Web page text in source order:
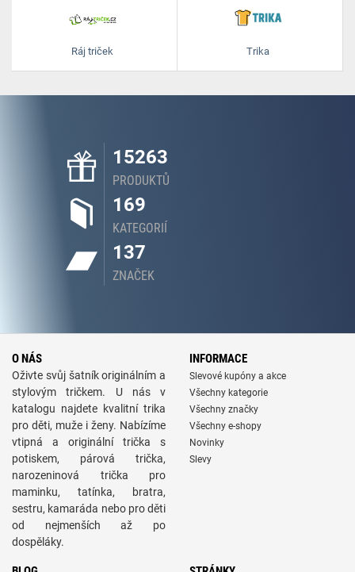
Ráj triček Trika
15263
PRODUKTŮ
169
KATEGORIÍ
137
ZNAČEK
O NÁS
Oživte svůj šatník originálním a
stylovým tričkem. U nás v
katalogu najdete kvalitní trika
pro děti, muže i ženy. Nabízíme
vtipná a originální trička s
potiskem, párová trička,
narozeninová trička pro
maminku, tatínka, bratra,
sestru, kamaráda nebo pro děti
od nejmenších až po
dospěláky.
INFORMACE
Slevové kupóny a akce
Všechny kategorie
Všechny značky
Všechny e-shopy
Novinky
Slevy